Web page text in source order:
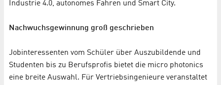
Industrie 4.0, autonomes Fahren und Smart City.
Nachwuchsgewinnung groß geschrieben
Jobinteressenten vom Schüler über Auszubildende und
Studenten bis zu Berufsprofis bietet die micro photonics
eine breite Auswahl. Für Vertriebsingenieure veranstaltet